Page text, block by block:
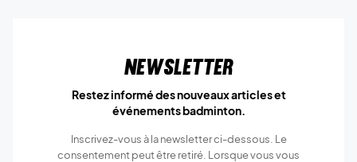
Newsletter
Restez informé des nouveaux articles et
événements badminton.
Inscrivez-vous à la newsletter ci-dessous. Le
consentement peut être retiré. Lorsque vous vous